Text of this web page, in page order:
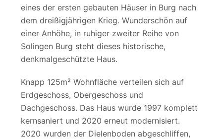
eines der ersten gebauten Häuser in Burg nach
dem dreißigjährigen Krieg. Wunderschön auf
einer Anhöhe, in ruhiger zweiter Reihe von
Solingen Burg steht dieses historische,
denkmalgeschützte Haus.
Knapp 125m² Wohnfläche verteilen sich auf
Erdgeschoss, Obergeschoss und
Dachgeschoss. Das Haus wurde 1997 komplett
kernsaniert und 2020 erneut modernisiert.
2020 wurden der Dielenboden abgeschliffen,